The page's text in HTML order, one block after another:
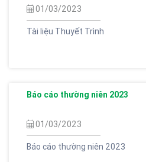
01/03/2023
Tài liệu Thuyết Trình
Báo cáo thường niên 2023
01/03/2023
Báo cáo thường niên 2023